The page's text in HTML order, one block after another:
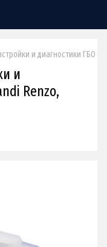
и диагностики ГБО
и
Renzo,